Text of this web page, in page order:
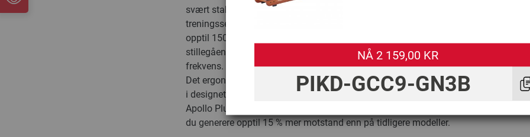
svært stabil stålramme, og takket være den høye kvaliteten er det også egnet for
treningssentre. Takket være konstruksjonen med stålramme tåler den en belastning
opptil 150 kg. Den nye reimdriften gjør at du kan trene med enda mindre friksjon,
stillegående og jevnt. Den ekstra lange wiren bidrar til at du kan oppnå en enda
frekvens.
Det ergonomisk formede rohåndtaket og det kulelagrede setet med hjul er prikken
i designet og funksjonaliteten til Fluid Rower Apollo Pro V romaskin.
Apollo Plus V har et vannmotstandssystem med dobbel tank. Med det nye
du generere opptil 15 % mer motstand enn på tidligere modeller.
NÅ 2 159,00 KR
PIKD-GCC9-GN3B